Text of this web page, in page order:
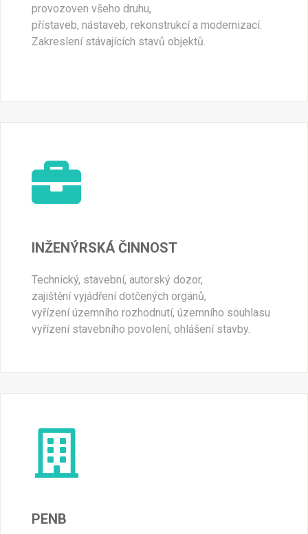
provozoven všeho druhu,
přístaveb, nástaveb, rekonstrukcí a modernizací.
Zakreslení stávajících stavů objektů.
INŽENÝRSKÁ ČINNOST
Technický, stavební, autorský dozor,
zajištění vyjádření dotčených orgánů,
vyřízení územního rozhodnutí, územního souhlasu
vyřízení stavebního povolení, ohlášení stavby.
PENB